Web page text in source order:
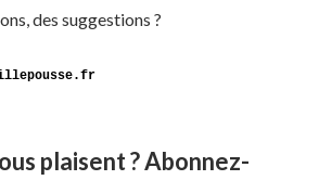
des suggestions ?
plaisent ? Abonnez-